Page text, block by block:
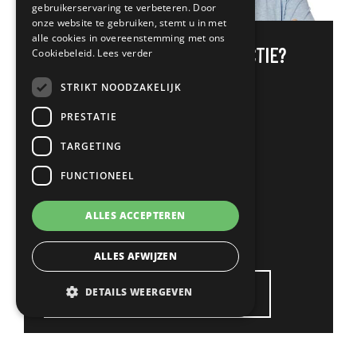
MEER WETENOVER DEZE FUNCTIE?
Contact
Bart Mulleneers
bart@1klick.nl
Bart op LinkedIn
SOLLICITEER VIA WHATSAPP
gebruikerservaring te verbeteren. Door
onze website te gebruiken, stemt u in met
alle cookies in overeenstemming met ons
Cookiebeleid. Lees verder
STRIKT NOODZAKELIJK
PRESTATIE
TARGETING
FUNCTIONEEL
ALLES ACCEPTEREN
ALLES AFWIJZEN
DETAILS WEERGEVEN